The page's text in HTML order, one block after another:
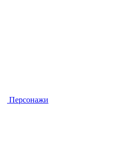
Персонажи